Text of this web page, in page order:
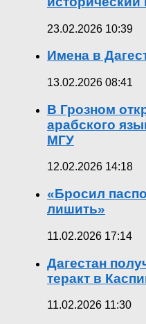
23.02.2026 10:39
Имена в
13.02.2026 08:41
В Грозном
арабского
МГУ
12.02.2026 14:18
«Бросил
лишить»
11.02.2026 17:14
Дагестан
теракт в
11.02.2026 11:30